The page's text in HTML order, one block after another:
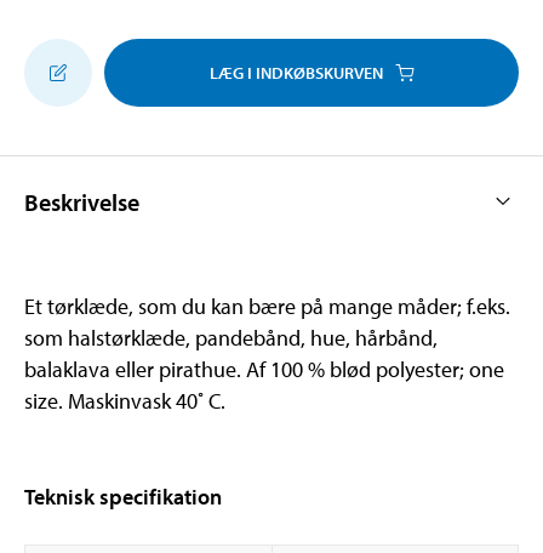
LÆG I INDKØBSKURVEN
Beskrivelse
Et tørklæde, som du kan bære på mange måder; f.eks.
som halstørklæde, pandebånd, hue, hårbånd,
balaklava eller pirathue. Af 100 % blød polyester; one
size. Maskinvask 40˚ C.
Teknisk specifikation